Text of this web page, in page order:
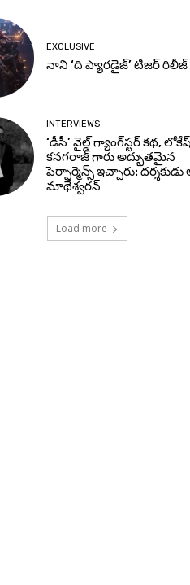
EXCLUSIVE
నాని ‘ది ప్యారడైజ్’ టీజర్‌ రిలీజ్
INTERVIEWS
‘డీసీ’ వైల్డ్ గ్యాంగ్‌స్టర్ కథ,
కనగరాజ్ గారు అద్భుతమైన
పెర్ఫార్మెన్స్ ఇచ్చారు: దర్శకుడు
మాథేశ్వరన్
Load more